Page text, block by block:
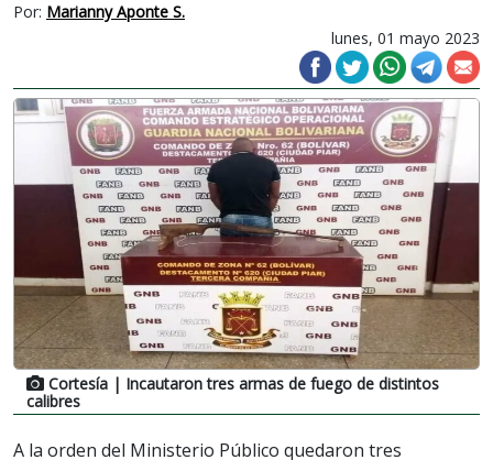
Por: Marianny Aponte S.
lunes, 01 mayo 2023
Cortesía | Incautaron tres armas de fuego de distintos
calibres
A la orden del Ministerio Público quedaron tres